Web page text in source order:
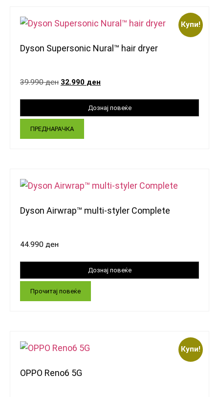
Купи!
Dyson Supersonic Nural™ hair dryer
39.990ден 32.990 ден
ПРЕДНАРАЧКА
Dyson Airwrap™ multi-styler Complete
44.990 ден
Прочитај повеќе
Купи!
OPPO Reno6 5G